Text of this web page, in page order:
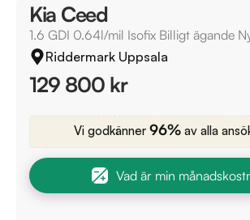
Kia Ceed
1.6 GDI 0.64l/mil Isofix Billigt ägande
Riddermark Uppsala
129 800 kr
Vi godkänner 96% av alla
Vad är min